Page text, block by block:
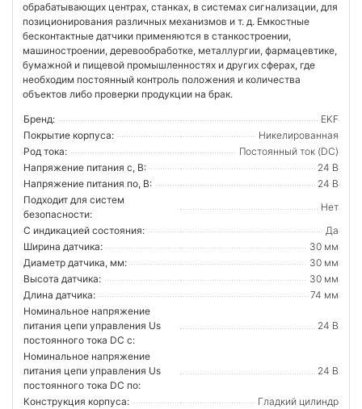
обрабатывающих центрах, станках, в системах сигнализации, для
позиционирования различных механизмов и т. д. Емкостные
бесконтактные датчики применяются в станкостроении,
машиностроении, деревообработке, металлургии, фармацевтике,
бумажной и пищевой промышленностях и других сферах, где
необходим постоянный контроль положения и количества
объектов либо проверки продукции на брак.
Бренд:
EKF
Покрытие корпуса:
Никелированная
Род тока:
Постоянный ток (DC)
Напряжение питания с, В:
24 В
Напряжение питания по, В:
24 В
Подходит для систем
безопасности:
Нет
С индикацией состояния:
Да
Ширина датчика:
30 мм
Диаметр датчика, мм:
30 мм
Высота датчика:
30 мм
Длина датчика:
74 мм
Номинальное напряжение
питания цепи управления Us
постоянного тока DC с:
24 В
Номинальное напряжение
питания цепи управления Us
постоянного тока DC по:
24 В
Конструкция корпуса: Гладкий цилиндр